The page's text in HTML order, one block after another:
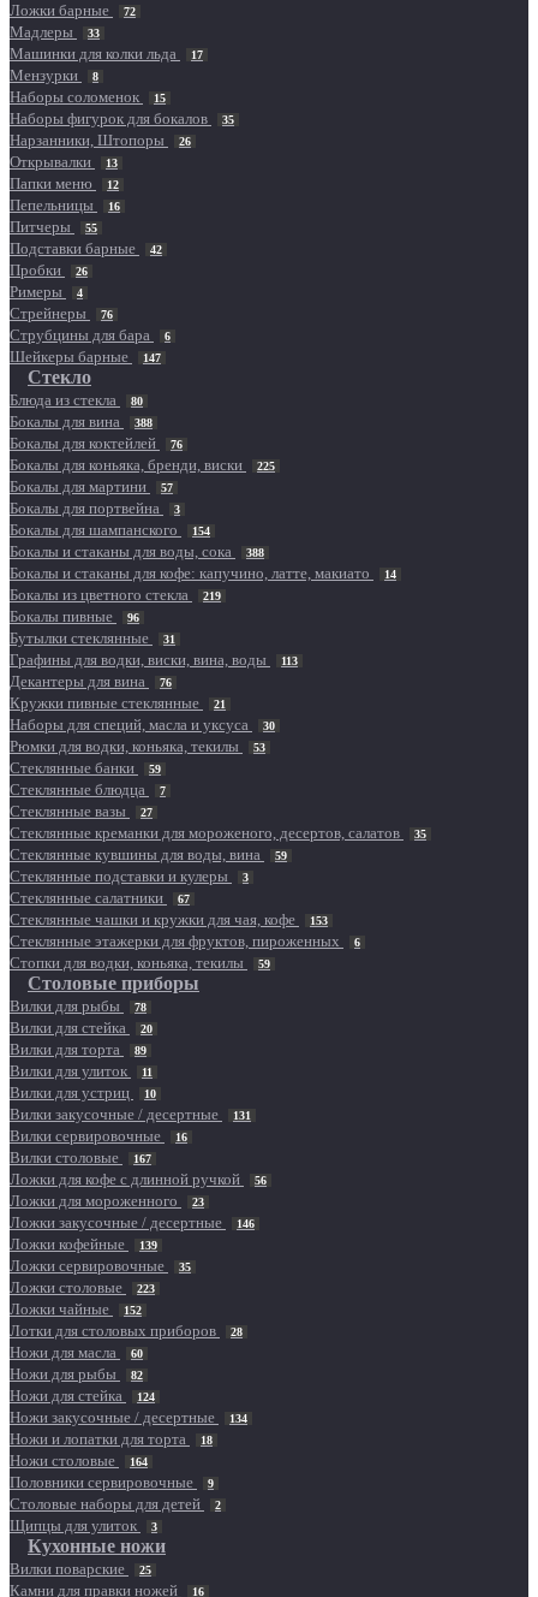
Ложки барные 72
Мадлеры 33
Машинки для колки льда 17
Мензурки 8
Наборы соломенок 15
Наборы фигурок для бокалов 35
Нарзанники, Штопоры 26
Открывалки 13
Папки меню 12
Пепельницы 16
Питчеры 55
Подставки барные 42
Пробки 26
Римеры 4
Стрейнеры 76
Струбцины для бара 6
Шейкеры барные 147
Стекло
Блюда из стекла 80
Бокалы для вина 388
Бокалы для коктейлей 76
Бокалы для коньяка, бренди, виски 225
Бокалы для мартини 57
Бокалы для портвейна 3
Бокалы для шампанского 154
Бокалы и стаканы для воды, сока 388
Бокалы и стаканы для кофе: капучино, латте, макиато 14
Бокалы из цветного стекла 219
Бокалы пивные 96
Бутылки стеклянные 31
Графины для водки, виски, вина, воды 113
Декантеры для вина 76
Кружки пивные стеклянные 21
Наборы для специй, масла и уксуса 30
Рюмки для водки, коньяка, текилы 53
Стеклянные банки 59
Стеклянные блюдца 7
Стеклянные вазы 27
Стеклянные креманки для мороженого, десертов, салатов 35
Стеклянные кувшины для воды, вина 59
Стеклянные подставки и кулеры 3
Стеклянные салатники 67
Стеклянные чашки и кружки для чая, кофе 153
Стеклянные этажерки для фруктов, пироженных 6
Стопки для водки, коньяка, текилы 59
Столовые приборы
Вилки для рыбы 78
Вилки для стейка 20
Вилки для торта 89
Вилки для улиток 11
Вилки для устриц 10
Вилки закусочные / десертные 131
Вилки сервировочные 16
Вилки столовые 167
Ложки для кофе с длинной ручкой 56
Ложки для мороженного 23
Ложки закусочные / десертные 146
Ложки кофейные 139
Ложки сервировочные 35
Ложки столовые 223
Ложки чайные 152
Лотки для столовых приборов 28
Ножи для масла 60
Ножи для рыбы 82
Ножи для стейка 124
Ножи закусочные / десертные 134
Ножи и лопатки для торта 18
Ножи столовые 164
Половники сервировочные 9
Столовые наборы для детей 2
Щипцы для улиток 3
Кухонные ножи
Вилки поварские 25
Камни для правки ножей 16